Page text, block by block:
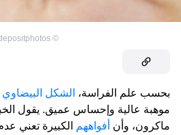
©
بحسب علم الفراسة، الشكل البيضاوي
موهبة عالية وإحساس عميق. يقول
ماكرون، وأن أفواههم
الكبيرة تعني